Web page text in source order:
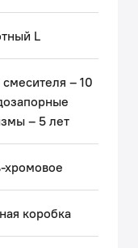
лет.
L
– 10
– 5 лет
хромовое
коробка